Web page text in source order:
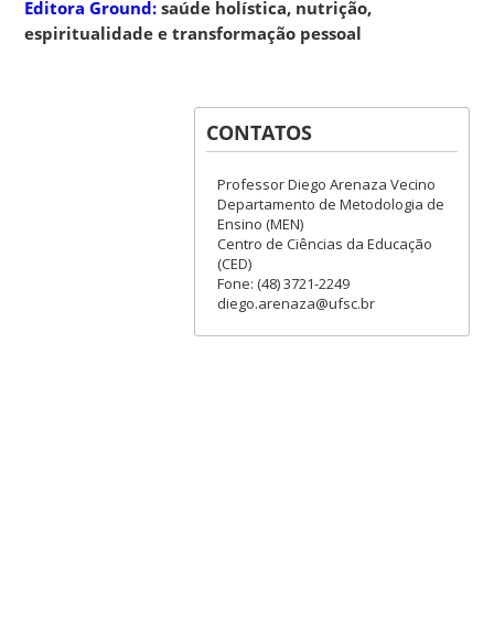
Editora Ground: saúde holística, nutrição,
espiritualidade e transformação pessoal
CONTATOS
Professor Diego Arenaza Vecino
Departamento de Metodologia de
Ensino (MEN)
Centro de Ciências da Educação
(CED)
Fone: (48) 3721-2249
diego.arenaza@ufsc.br